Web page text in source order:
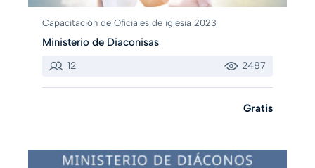
Capacitación de Oficiales de iglesia 2023
Ministerio de Diaconisas
12 2487
Gratis